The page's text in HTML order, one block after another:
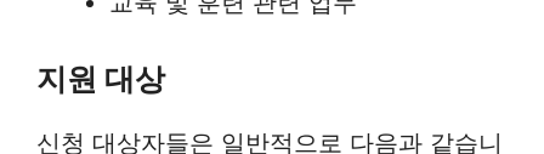
지원 대상
신청 대상자들은 일반적으로 다음과 같습니